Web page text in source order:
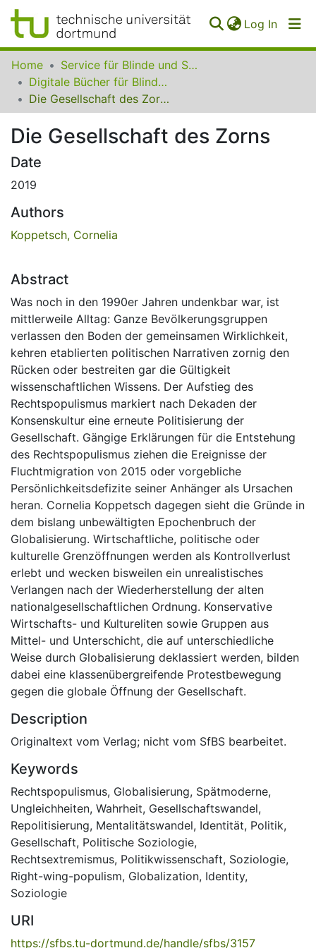
Log In
Communities
Collections
FAQ
Home
Service für Blinde und Sehbehinderte der UB Dortmund
Digitale Bücher für Blinde und Sehbehinderte
Die Gesellschaft des Zorns
Die Gesellschaft des Zorns
Date
2019
Authors
Koppetsch, Cornelia
Abstract
Was noch in den 1990er Jahren undenkbar war, ist
mittlerweile Alltag: Ganze Bevölkerungsgruppen
verlassen den Boden der gemeinsamen Wirklichkeit,
kehren etablierten politischen Narrativen zornig den
Rücken oder bestreiten gar die Gültigkeit
wissenschaftlichen Wissens. Der Aufstieg des
Rechtspopulismus markiert nach Dekaden der
Konsenskultur eine erneute Politisierung der
Gesellschaft. Gängige Erklärungen für die Entstehung
des Rechtspopulismus ziehen die Ereignisse der
Fluchtmigration von 2015 oder vorgebliche
Persönlichkeitsdefizite seiner Anhänger als Ursachen
heran. Cornelia Koppetsch dagegen sieht die Gründe in
dem bislang unbewältigten Epochenbruch der
Globalisierung. Wirtschaftliche, politische oder
kulturelle Grenzöffnungen werden als Kontrollverlust
erlebt und wecken bisweilen ein unrealistisches
Verlangen nach der Wiederherstellung der alten
nationalgesellschaftlichen Ordnung. Konservative
Wirtschafts- und Kultureliten sowie Gruppen aus
Mittel- und Unterschicht, die auf unterschiedliche
Weise durch Globalisierung deklassiert werden, bilden
dabei eine klassenübergreifende Protestbewegung
gegen die globale Öffnung der Gesellschaft.
Description
Originaltext vom Verlag; nicht vom SfBS bearbeitet.
Keywords
Rechtspopulismus, Globalisierung, Spätmoderne,
Ungleichheiten, Wahrheit, Gesellschaftswandel,
Repolitisierung, Mentalitätswandel, Identität, Politik,
Gesellschaft, Politische Soziologie,
Rechtsextremismus, Politikwissenschaft, Soziologie,
Right-wing-populism, Globalization, Identity,
Soziologie
URI
https://sfbs.tu-dortmund.de/handle/sfbs/3157